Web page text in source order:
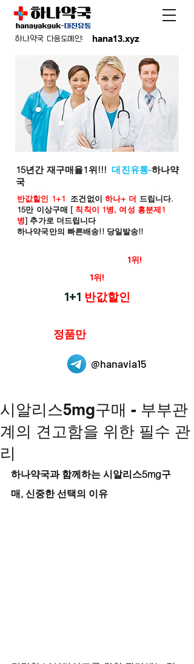
hana13.xyz
하나약국 다음도메인:
15년간 재구매율1위!!!대진유통-하나약
국
반값할인 1+1 조건없이 하나+ 더 드립니다.
15만 이상구매 [ 칙칙이 1병, 여성 흥분제1
병] 추가로 더드립니다
하나약국만의 빠른배송!! 당일발송!!
1위!
1위!
1+1 반값할인
정품만
@hanavia15
시알리스5mg구매 - 부부관
계의 견고함을 위한 필수 관
리
하나약국과 함께하는 시알리스5mg구
매, 신중한 선택의 이유